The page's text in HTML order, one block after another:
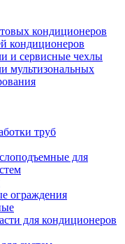
кондиционеров
кондиционеров
и сервисные чехлы
мультизональных
труб
для
ограждения
для кондиционеров